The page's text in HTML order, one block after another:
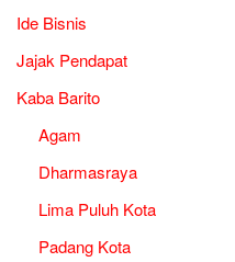
Ide Bisnis
Jajak Pendapat
Kaba Barito
Agam
Dharmasraya
Lima Puluh Kota
Padang Kota